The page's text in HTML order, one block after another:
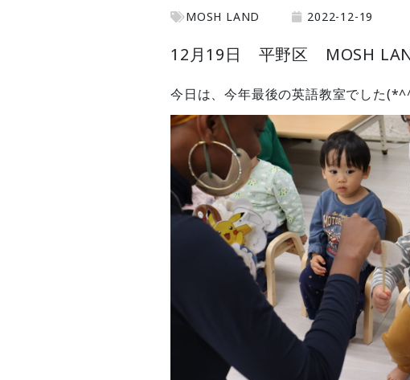
MOSH LAND 2022-12-19
12月19日 平野区 MOSH
今日は、今年最後の英語教室でした